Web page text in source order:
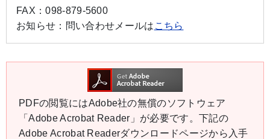
FAX：098-879-5600
お知らせ： 問い合わせメールは こちら
PDFの閲覧にはAdobe社の無償のソフトウェア
「Adobe Acrobat Reader」が必要です。下記の
Adobe Acrobat Readerダウンロードページから入手